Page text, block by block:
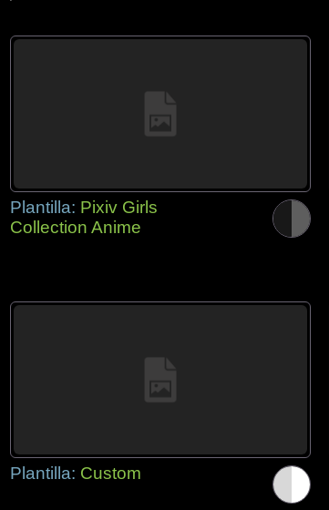
Plantilla: Pixiv Girls
Collection Anime
Plantilla: Custom